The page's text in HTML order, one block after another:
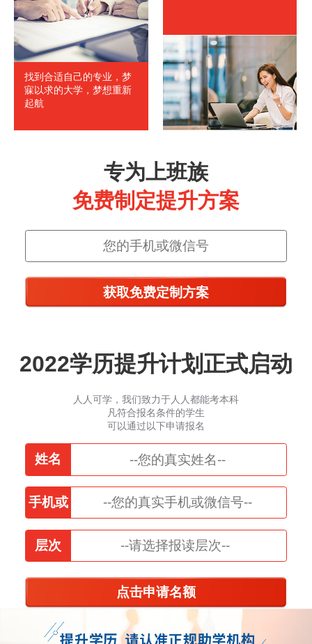
找到合适自己的专业，梦
寐以求的大学，梦想重新
起航
专为上班族
免费制定提升方案
2022学历提升计划正式启动
人人可学，我们致力于人人都能考本科
凡符合报名条件的学生
可以通过以下申请报名
姓名
手机或
微信
层次